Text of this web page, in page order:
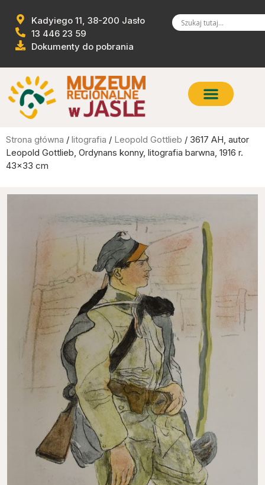
Kadyiego 11, 38-200 Jasło
13 446 23 59
Dokumenty do pobrania
Strona główna / litografia / Leopold Gottlieb / 3617 AH, autor
Leopold Gottlieb, Ordynans konny, litografia barwna, 1916 r.
43×33 cm